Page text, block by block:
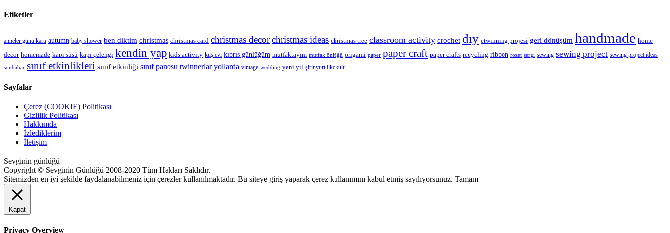
Etiketler
anneler günü kartı autumn baby shower ben diktim christmas christmas card christmas decorchristmas ideas christmas tree classroom activity crochet dıy etwinning projesi geri dönüşüm handmade home
decor homemade kapı süsü kapı çelengi kendin yap kids activity kuş evi kıbrıs günlüğüm mutfaktayım mutfak önlüğü origami paper paper craft paper crafts recycling ribbon rozet sergi sewing sewing project sewing project ideas
sonbahar sınıf etkinlikleri sınıf etkinliği sınıf panosu twinnerlar yollarda vintage wedding yeni yıl şirinyurt ilkokulu
Sayfalar
Çerez (COOKIE) Politikası
Gizlilik Politikası
Hakkımda
İzlediklerim
İletişim
Sevginin günlüğü
Copyright © Sevginin Günlüğü 2008-2020 Tüm Hakları Saklıdır.
Sitemizden en iyi şekilde faydalanabilmeniz için çerezler kullanılmaktadır. Bu siteye giriş yaparak çerez kullanımını kabul etmiş sayılıyorsunuz. Tamam
Kapat
Privacy Overview